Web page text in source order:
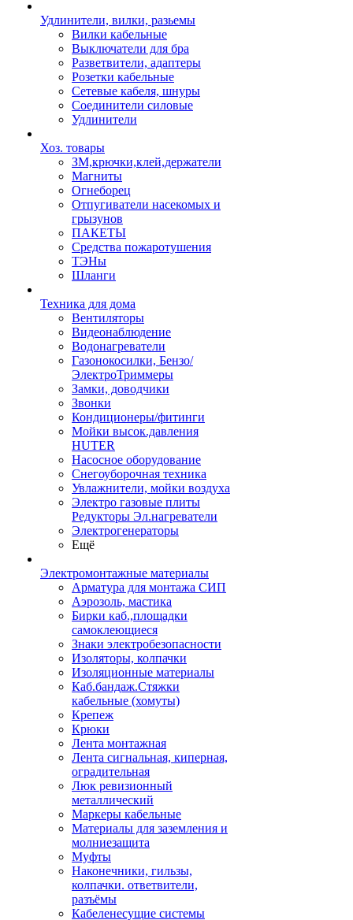
Удлинители, вилки, разьемы
Вилки кабельные
Выключатели для бра
Разветвители, адаптеры
Розетки кабельные
Сетевые кабеля, шнуры
Соединители силовые
Удлинители
Хоз. товары
ЗМ,крючки,клей,держатели
Магниты
Огнеборец
Отпугиватели насекомых и
грызунов
ПАКЕТЫ
Средства пожаротушения
ТЭНы
Шланги
Техника для дома
Вентиляторы
Видеонаблюдение
Водонагреватели
Газонокосилки, Бензо/
ЭлектроТриммеры
Замки, доводчики
Звонки
Кондиционеры/фитинги
Мойки высок.давления
HUTER
Насосное оборудование
Снегоуборочная техника
Увлажнители, мойки воздуха
Электро газовые плиты
Редукторы Эл.нагреватели
Электрогенераторы
Ещё
Электромонтажные материалы
Арматура для монтажа СИП
Аэрозоль, мастика
Бирки каб.,площадки
самоклеющиеся
Знаки электробезопасности
Изоляторы, колпачки
Изоляционные материалы
Каб.бандаж.Стяжки
кабельные (хомуты)
Крепеж
Крюки
Лента монтажная
Лента сигнальная, киперная,
оградительная
Люк ревизионный
металлический
Маркеры кабельные
Материалы для заземления и
молниезащита
Муфты
Наконечники, гильзы,
колпачки. ответвители,
разъёмы
Кабеленесущие системы